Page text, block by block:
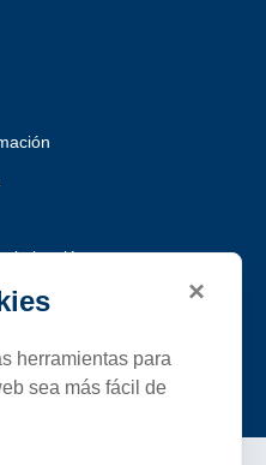
YouTube
×
herramientas para
sea más fácil de